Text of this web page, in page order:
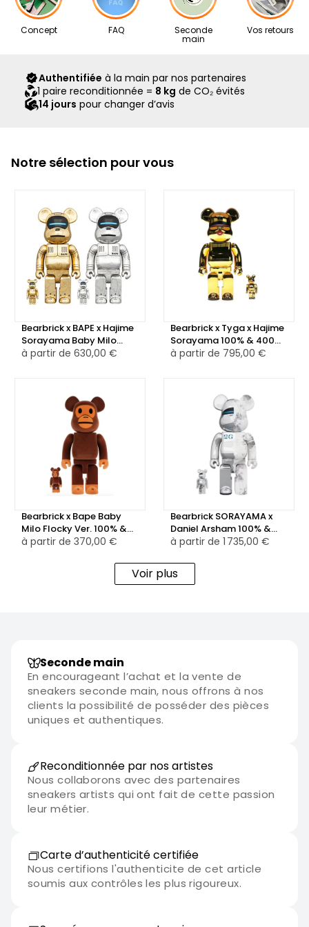
Nos articles proviennent exclusivement de notre réseau de
revendeurs partenaires, sélectionnés avec soin pour leur
scellé Second Step attestant qu’ils ont été contrôlés et
expédiés par notre équipe.
Concept FAQ Seconde
main
Vos retours
Authentifiée à la main par nos partenaires
1 paire reconditionnée = 8 kg de CO₂ évités
14 jours pour changer d’avis
Notre sélection pour vous
Bearbrick x BAPE x Hajime
Sorayama Baby Milo
100% & 400% 4x Set
à partir de 630,00 €
Bearbrick x Tyga x Hajime
Sorayama 100% & 400%
Set Gold
à partir de 795,00 €
Bearbrick x Bape Baby
Milo Flocky Ver. 100% &
400% Set
à partir de 370,00 €
Bearbrick SORAYAMA x
Daniel Arsham 100% &
400% Set Silver
à partir de 1 735,00 €
Voir plus
Seconde main
En encourageant l’achat et la vente de
sneakers seconde main, nous offrons à nos
clients la possibilité de posséder des pièces
uniques et authentiques.
Reconditionnée par nos artistes
Nous collaborons avec des partenaires
sneakers artists qui ont fait de cette passion
leur métier.
Carte d’authenticité certifiée
Nous certifions l'authenticite de cet article
soumis aux contrôles les plus rigoureux.